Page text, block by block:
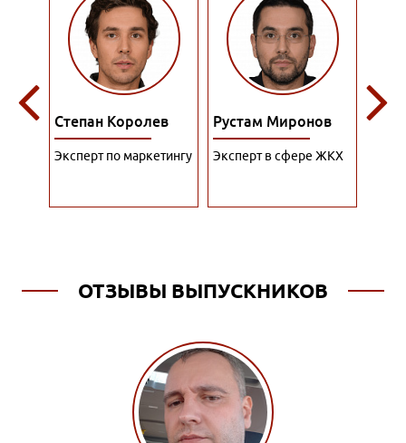
Степан Королев
Эксперт по маркетингу
Рустам Миронов
Эксперт в сфере ЖКХ
ОТЗЫВЫ ВЫПУСКНИКОВ